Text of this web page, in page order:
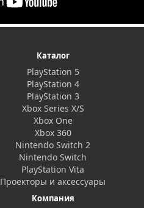
Каталог
PlayStation 5
PlayStation 4
PlayStation 3
Xbox Series X/S
Xbox One
Xbox 360
Nintendo Switch 2
Nintendo Switch
PlayStation Vita
Проекторы и аксессуары
Компания